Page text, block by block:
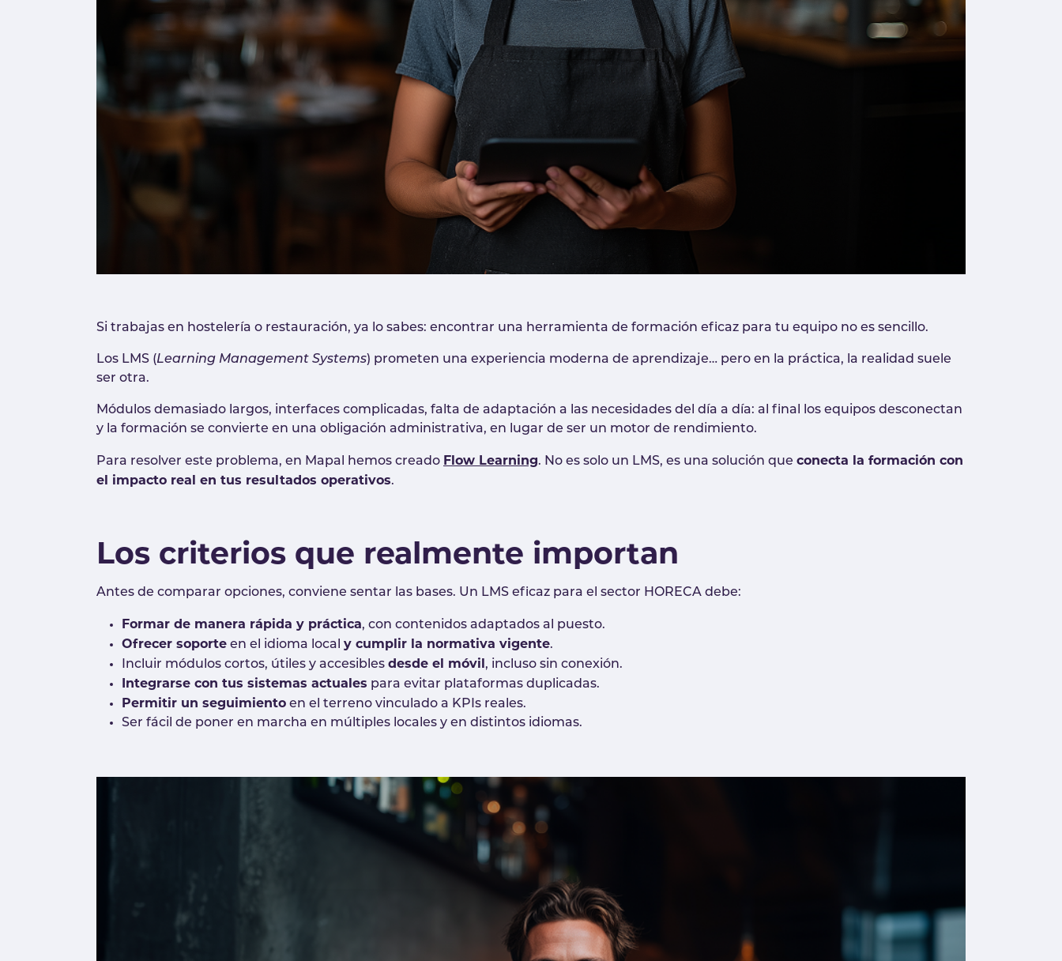
Si trabajas en hostelería o restauración, ya lo sabes: encontrar una herramienta de formación eficaz para tu equipo no es sencillo.
Los LMS (Learning Management Systems) prometen una experiencia moderna de aprendizaje… pero en la práctica, la realidad suele
ser otra.
Módulos demasiado largos, interfaces complicadas, falta de adaptación a las necesidades del día a día: al final los equipos desconectan
y la formación se convierte en una obligación administrativa, en lugar de ser un motor de rendimiento.
Para resolver este problema, en Mapal hemos creado Flow Learning. No es solo un LMS, es una solución que conecta la formación con
el impacto real en tus resultados operativos.
Los criterios que realmente importan
Antes de comparar opciones, conviene sentar las bases. Un LMS eficaz para el sector HORECA debe:
Formar de manera rápida y práctica, con contenidos adaptados al puesto.
Ofrecer soporte en el idioma local y cumplir la normativa vigente.
Incluir módulos cortos, útiles y accesibles desde el móvil , incluso sin conexión.
Integrarse con tus sistemas actuales para evitar plataformas duplicadas.
Permitir un seguimiento en el terreno vinculado a KPIs reales.
Ser fácil de poner en marcha en múltiples locales y en distintos idiomas.